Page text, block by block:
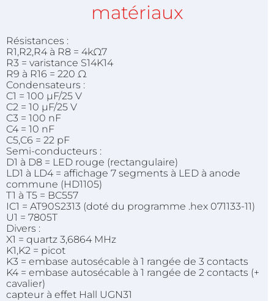
matériaux
Résistances :
R1,R2,R4 à R8 = 4kΩ7
R3 = varistance S14K14
R9 à R16 = 220 Ω
Condensateurs :
C1 = 100 μF/25 V
C2 = 10 μF/25 V
C3 = 100 nF
C4 = 10 nF
C5,C6 = 22 pF
Semi-conducteurs :
D1 à D8 = LED rouge (rectangulaire)
LD1 à LD4 = affichage 7 segments à LED à anode
commune (HD1105)
T1 à T5 = BC557
IC1 = AT90S2313 (doté du programme .hex 071133-11)
U1 = 7805T
Divers :
X1 = quartz 3,6864 MHz
K1,K2 = picot
K3 = embase autosécable à 1 rangée de 3 contacts
K4 = embase autosécable à 1 rangée de 2 contacts (+
cavalier)
capteur à effet Hall UGN31